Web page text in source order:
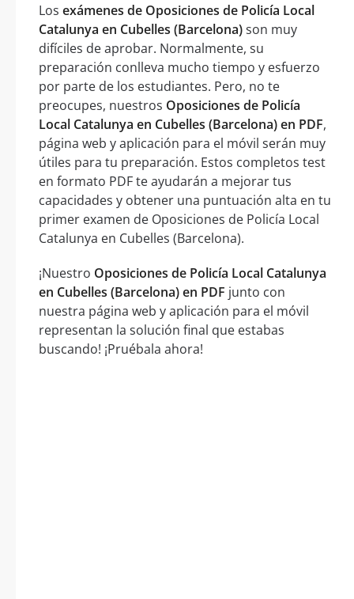
Los exámenes de Oposiciones de Policía Local
Catalunya en Cubelles (Barcelona)son muy
difíciles de aprobar. Normalmente, su
preparación conlleva mucho tiempo y esfuerzo
por parte de los estudiantes. Pero, no te
preocupes, nuestros Oposiciones de Policía
Local Catalunya en Cubelles (Barcelona) en PDF,
página web y aplicación para el móvil serán muy
útiles para tu preparación. Estos completos test
en formato PDF te ayudarán a mejorar tus
capacidades y obtener una puntuación alta en tu
primer examen de Oposiciones de Policía Local
Catalunya en Cubelles (Barcelona).
¡Nuestro Oposiciones de Policía Local Catalunya
en Cubelles (Barcelona) en PDF junto con
nuestra página web y aplicación para el móvil
representan la solución final que estabas
buscando! ¡Pruébala ahora!